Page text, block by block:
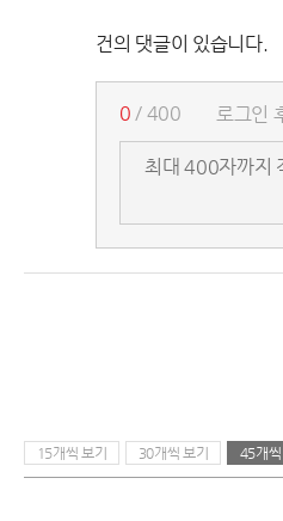
건의 댓글이 있습니다.
로그인
0 / 400
15개씩 보기 30개씩 보기 45개씩